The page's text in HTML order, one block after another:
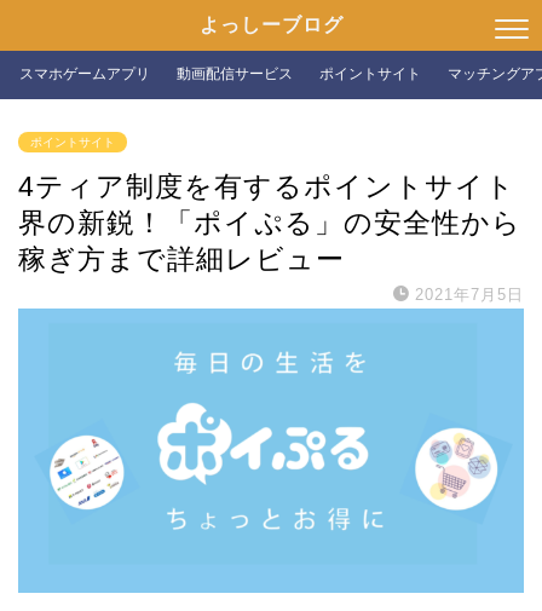
よっしーブログ
スマホゲームアプリ 動画配信サービス ポイントサイト マッチングア
ポイントサイト
4ティア制度を有するポイントサイト
界の新鋭！「ポイぷる」の安全性から
稼ぎ方まで詳細レビュー
2021年7月5日